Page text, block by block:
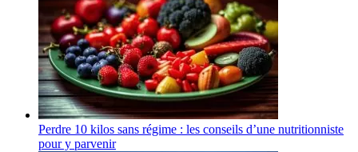
Perdre 10 kilos sans régime : les conseils d’une nutritionniste
pour y parvenir